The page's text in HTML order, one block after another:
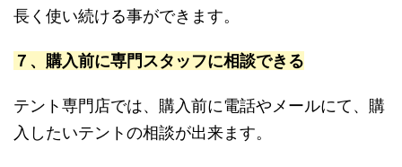
長く使い続ける事ができます。
７、購入前に専門スタッフに相談できる
テント専門店では、購入前に電話やメールにて、購
入したいテントの相談が出来ます。